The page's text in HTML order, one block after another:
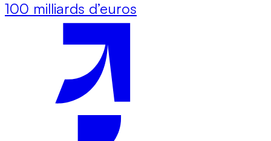
100 milliards d’euros